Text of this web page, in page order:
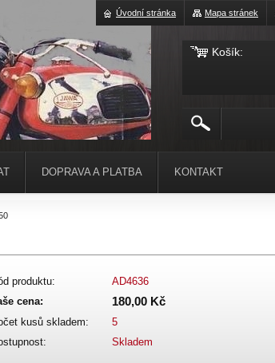
produktu:
AD4636
cena:
180,00 Kč
kusů skladem:
5
Skladem
DOPRAVA A PLATBA KONTAKT
Mapa stránek
Úvodní stránka
Košík: